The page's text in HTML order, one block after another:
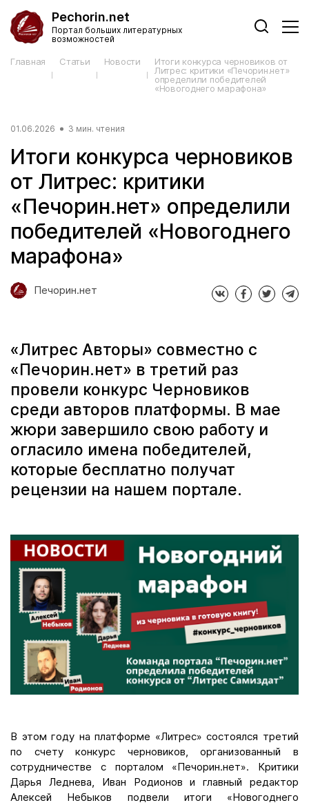
Pechorin.net
Портал больших литературных
возможностей
Главная Статьи Новости
Итоги конкурса черновиков от
Литрес: критики «Печорин.нет»
определили победителей
«Новогоднего марафона»
Итоги конкурса черновиков
от Литрес: критики
«Печорин.нет» определили
победителей «Новогоднего
марафона»
01.06.2026 3 мин. чтения
Печорин.нет
«Литрес Авторы» совместно с
«Печорин.нет» в третий раз
провели конкурс Черновиков
среди авторов платформы. В мае
жюри завершило свою работу и
огласило имена победителей,
которые бесплатно получат
рецензии на нашем портале.
В этом году на платформе «Литрес» состоялся третий
по счету конкурс черновиков, организованный в
сотрудничестве с порталом «Печорин.нет». Критики
Дарья Леднева, Иван Родионов и главный редактор
Алексей Небыков подвели итоги «Новогоднего